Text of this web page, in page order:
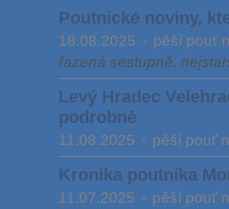
Poutnické noviny,
18.08.2025 - pěší pouť
řazená sestupně,
Levý Hradec
podrobně
11.08.2025 - pěší pouť
Kronika poutníka
11.07.2025 - pěší pouť